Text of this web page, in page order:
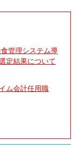
管理システム導
定結果について
ム会計任用職